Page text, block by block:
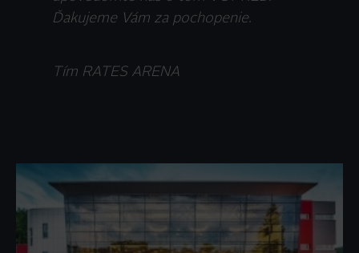
Ďakujeme Vám za pochopenie.
Tím RATES ARENA